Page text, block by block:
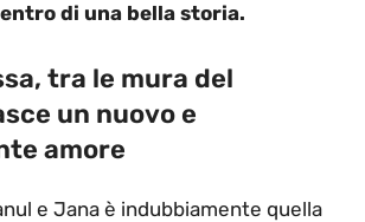
di una bella storia.
tra le mura del
un nuovo e
amore
e Jana è indubbiamente quella